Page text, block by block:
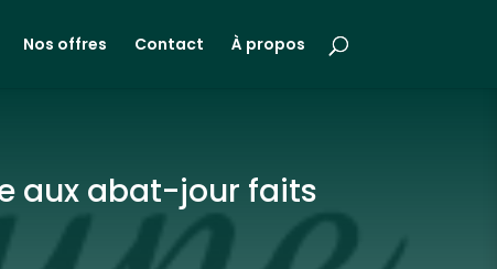
Nos offres Contact À propos
aux abat-jour faits